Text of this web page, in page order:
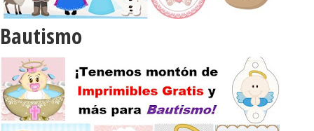
Bautismo